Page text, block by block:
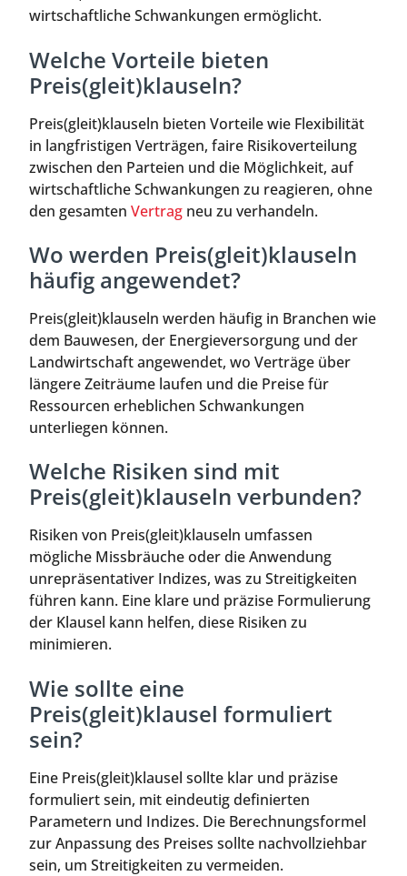
wirtschaftliche Schwankungen ermöglicht.
Welche Vorteile bieten
Preis(gleit)klauseln?
Preis(gleit)klauseln bieten Vorteile wie Flexibilität
in langfristigen Verträgen, faire Risikoverteilung
zwischen den Parteien und die Möglichkeit, auf
wirtschaftliche Schwankungen zu reagieren, ohne
den gesamten Vertrag neu zu verhandeln.
Wo werden Preis(gleit)klauseln
häufig angewendet?
Preis(gleit)klauseln werden häufig in Branchen wie
dem Bauwesen, der Energieversorgung und der
Landwirtschaft angewendet, wo Verträge über
längere Zeiträume laufen und die Preise für
Ressourcen erheblichen Schwankungen
unterliegen können.
Welche Risiken sind mit
Preis(gleit)klauseln verbunden?
Risiken von Preis(gleit)klauseln umfassen
mögliche Missbräuche oder die Anwendung
unrepräsentativer Indizes, was zu Streitigkeiten
führen kann. Eine klare und präzise Formulierung
der Klausel kann helfen, diese Risiken zu
minimieren.
Wie sollte eine
Preis(gleit)klausel formuliert
sein?
Eine Preis(gleit)klausel sollte klar und präzise
formuliert sein, mit eindeutig definierten
Parametern und Indizes. Die Berechnungsformel
zur Anpassung des Preises sollte nachvollziehbar
sein, um Streitigkeiten zu vermeiden.